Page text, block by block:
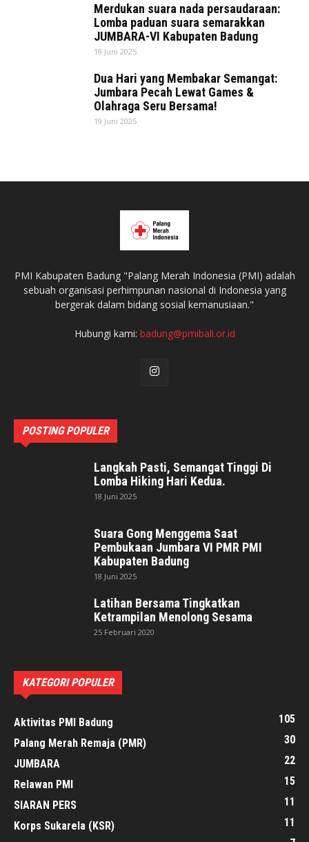
Merdukan suara nada persaudaraan:
Lomba paduan suara semarakkan
JUMBARA-VI Kabupaten Badung
19 Juni 2025
Dua Hari yang Membakar Semangat:
Jumbara Pecah Lewat Games &
Olahraga Seru Bersama!
19 Juni 2025
PMI Kabupaten Badung "Palang Merah Indonesia (PMI) adalah
sebuah organisasi perhimpunan nasional di Indonesia yang
bergerak dalam bidang sosial kemanusiaan."
Hubungi kami: badung@pmibali.or.id
POSTING POPULER
Langkah Pasti, Semangat Tinggi Di
Lomba Hiking Hari Kedua.
18 Juni 2025
Suara Gong Menggema Saat
Pembukaan Jumbara VI PMR PMI
Kabupaten Badung
18 Juni 2025
Latihan Bersama Tingkatkan
Ketrampilan Menolong Sesama
25 Februari 2020
KATEGORI POPULER
Aktivitas PMI Badung
105
Palang Merah Remaja (PMR)
30
JUMBARA
22
Relawan PMI
15
SIARAN PERS
11
Korps Sukarela (KSR)
11